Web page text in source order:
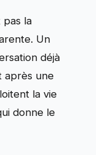
pas la
Un
déjà
après une
la vie
donne le